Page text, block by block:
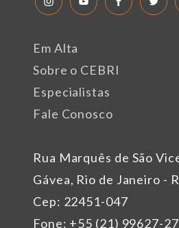
Rua Marquês de São
Gávea, Rio de Janeiro -
Cep: 22451-047
Fone: +55 (21) 99627-
Em Alta
Sobre o CEBRI
Especialistas
Fale Conosco